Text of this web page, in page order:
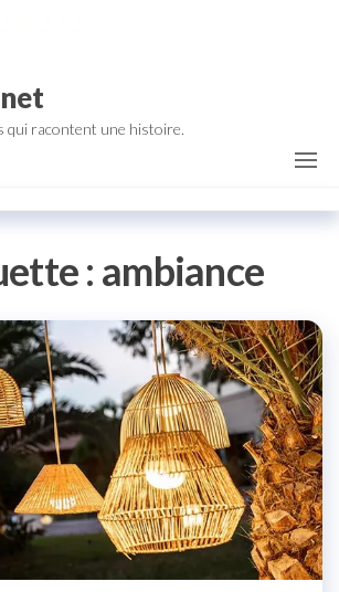
qui racontent une histoire.
: ambiance